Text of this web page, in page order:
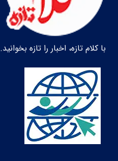
با کلام تازه، اخبار را تازه بخوانید.